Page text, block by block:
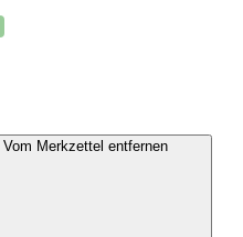
Vom Merkzettel entfernen